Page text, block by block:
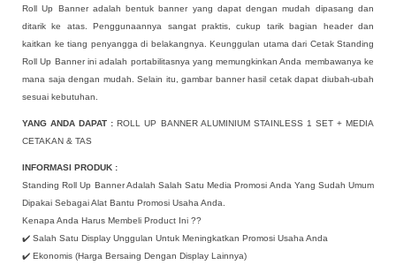
Roll Up Banner adalah bentuk banner yang dapat dengan mudah dipasang dan
ditarik ke atas. Penggunaannya sangat praktis, cukup tarik bagian header dan
kaitkan ke tiang penyangga di belakangnya. Keunggulan utama dari Cetak Standing
Roll Up Banner ini adalah portabilitasnya yang memungkinkan Anda membawanya ke
mana saja dengan mudah. Selain itu, gambar banner hasil cetak dapat diubah-ubah
sesuai kebutuhan.
YANG ANDA DAPAT : ROLL UP BANNER ALUMINIUM STAINLESS 1 SET + MEDIA
CETAKAN & TAS
INFORMASI PRODUK :
Standing Roll Up Banner Adalah Salah Satu Media Promosi Anda Yang Sudah Umum
Dipakai Sebagai Alat Bantu Promosi Usaha Anda.
Kenapa Anda Harus Membeli Product Ini ??
✔️ Salah Satu Display Unggulan Untuk Meningkatkan Promosi Usaha Anda
✔️ Ekonomis (Harga Bersaing Dengan Display Lainnya)